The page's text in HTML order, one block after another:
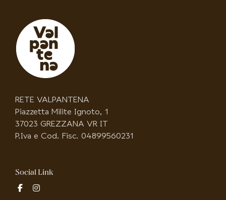
RETE VALPANTENA
Piazzetta Milite Ignoto, 1
37023 GREZZANA VR IT
P.Iva e Cod. Fisc. 04899560231
Social Link
fab fab